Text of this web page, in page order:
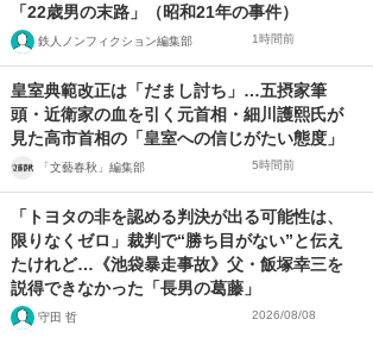
「22歳男の末路」（昭和21年の事件）
鉄人ノンフィクション編集部 1時間前
皇室典範改正は「だまし討ち」…五摂家筆
頭・近衛家の血を引く元首相・細川護熙氏が
見た高市首相の「皇室への信じがたい態度」
「文藝春秋」編集部 5時間前
「トヨタの非を認める判決が出る可能性は、
限りなくゼロ」裁判で“勝ち目がない”と伝え
たけれど…《池袋暴走事故》父・飯塚幸三を
説得できなかった「長男の葛藤」
守田 哲 2026/08/08